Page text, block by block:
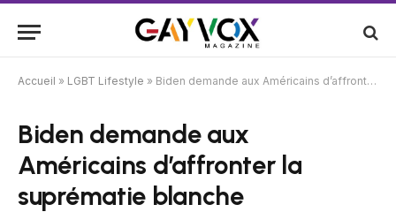
Accueil » LGBT Lifestyle » Biden demande aux Américains d’affronter la suprématie blanche
Biden demande aux
Américains d’affronter la
suprématie blanche